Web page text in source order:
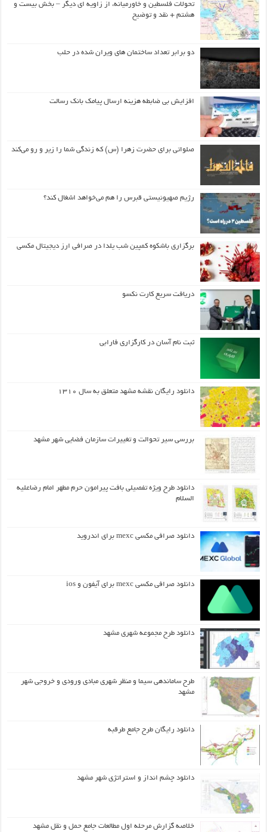
تحولات فلسطین و خاورمیانه، از زاویه ای دیگر – بخش بیست و
هشتم + نقد و توضیح
دو برابر تعداد ساختمان های ویران شده در حلب
افزایش بی ضابطه هزینه ارسال پیامک بانک رسالت
صلواتی برای حضرت زهرا (س) که زندگی شما را زیر و رو می‌کند
رژیم صهیونیستی قبرس را هم می‌خواهد اشغال کند؟
برگزاری باشکوه کمپین شب یلدا در صرافی ارز دیجیتال مکسی
دریافت سریع کارت نکسو
ثبت نام آسان در کارگزاری فارابی
دانلود رایگان نقشه مشهد متعلق به سال ۱۳۱۰
بررسی سیر تحوالت و تغییرات سازمان فضایی شهر مشهد
دانلود طرح ويژه تفصيلي بافت پيرامون حرم مطهر امام رضاعليه
السلام
دانلود صرافی مکسی mexc برای اندروید
دانلود صرافی مکسی mexc برای آیفون و ios
دانلود طرح مجموعه شهری مشهد
طرح ساماندهی سیما و منظر شهری مبادی ورودی و خروجی شهر
مشهد
دانلود رایگان طرح جامع طرقبه
دانلود چشم انداز و استراتژی شهر مشهد
خلاصه گزارش مرحله اول مطالعات جامع حمل و نقل مشهد